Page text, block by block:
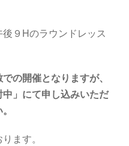
９Hのラウンドレッス
の開催となりますが、
」にて申し込みいただ
ます。